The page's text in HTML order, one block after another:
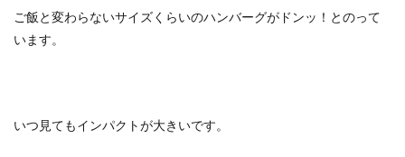
ご飯と変わらないサイズくらいのハンバーグがドンッ！とのって
います。
いつ見てもインパクトが大きいです。